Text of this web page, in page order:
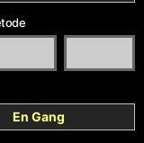
En Gang